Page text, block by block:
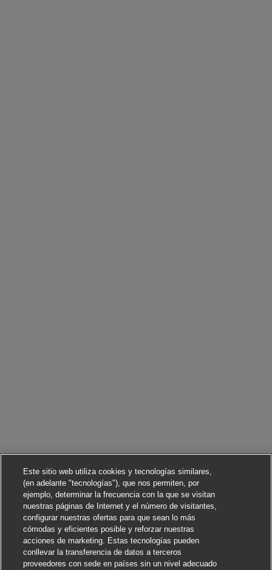
Este sitio web utiliza cookies y tecnologías similares,
(en adelante "tecnologías"), que nos permiten, por
ejemplo, determinar la frecuencia con la que se visitan
nuestras páginas de Internet y el número de visitantes,
configurar nuestras ofertas para que sean lo más
cómodas y eficientes posible y reforzar nuestras
acciones de marketing. Estas tecnologías pueden
conllevar la transferencia de datos a terceros
proveedores con sede en países sin un nivel adecuado